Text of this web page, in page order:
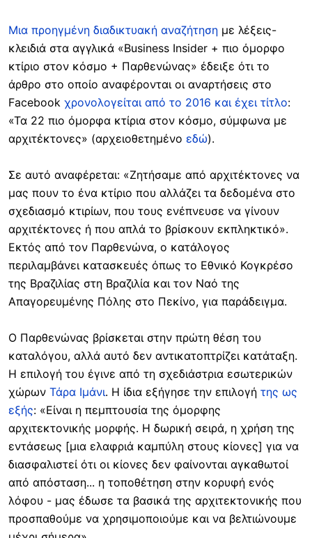
Μια προηγμένη διαδικτυακή αναζήτηση με λέξεις-
κλειδιά στα αγγλικά «Business Insider + πιο όμορφο
κτίριο στον κόσμο + Παρθενώνας» έδειξε ότι το
άρθρο στο οποίο αναφέρονται οι αναρτήσεις στο
Facebook χρονολογείται από το 2016 και έχει τίτλο:
«Τα 22 πιο όμορφα κτίρια στον κόσμο, σύμφωνα με
αρχιτέκτονες» (αρχειοθετημένο εδώ).
Σε αυτό αναφέρεται: «Ζητήσαμε από αρχιτέκτονες να
μας πουν το ένα κτίριο που αλλάζει τα δεδομένα στο
σχεδιασμό κτιρίων, που τους ενέπνευσε να γίνουν
αρχιτέκτονες ή που απλά το βρίσκουν εκπληκτικό».
Εκτός από τον Παρθενώνα, ο κατάλογος
περιλαμβάνει κατασκευές όπως το Εθνικό Κογκρέσο
της Βραζιλίας στη Βραζιλία και τον Ναό της
Απαγορευμένης Πόλης στο Πεκίνο, για παράδειγμα.
Ο Παρθενώνας βρίσκεται στην πρώτη θέση του
καταλόγου, αλλά αυτό δεν αντικατοπτρίζει κατάταξη.
Η επιλογή του έγινε από τη σχεδιάστρια εσωτερικών
χώρων Τάρα Ιμάνι. Η ίδια εξήγησε την επιλογή της ως
εξής: «Είναι η πεμπτουσία της όμορφης
αρχιτεκτονικής μορφής. Η δωρική σειρά, η χρήση της
εντάσεως [μια ελαφριά καμπύλη στους κίονες] για να
διασφαλιστεί ότι οι κίονες δεν φαίνονται αγκαθωτοί
από απόσταση... η τοποθέτηση στην κορυφή ενός
λόφου - μας έδωσε τα βασικά της αρχιτεκτονικής που
προσπαθούμε να χρησιμοποιούμε και να βελτιώνουμε